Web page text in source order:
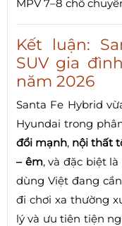
MPV 7–8 chỗ
Kết luận:
SUV gia
năm 2026
Santa Fe Hybrid
Hyundai trong
đổi mạnh, nội thất
– êm, và đặc biệt là
dùng Việt đang
đi chơi xa thường
lý và ưu tiên tiện